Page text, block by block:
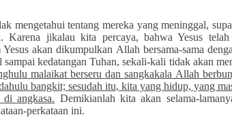
mengetahuitentang mereka yang meninggal, s
Karena jikalau kita percaya, bahwa Yesus
Yesusakan dikumpulkan Allah bersama-sama
kedatangan Tuhan,sekali-kali tidak akan
malaikatberseru dan sangkakala Allah
bangkit; sesudah itu, kita yang hidup, yang
angkasa. Demikianlah kita akan selama-
perkataan ini.